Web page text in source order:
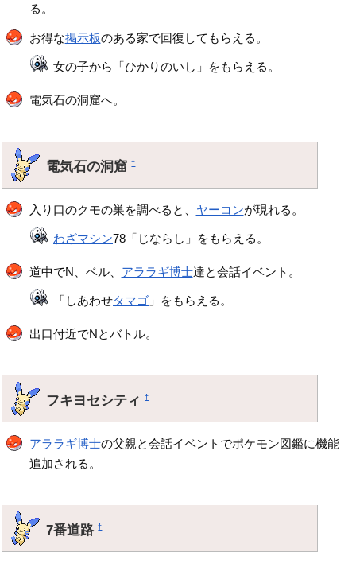
る。
お得な掲示板のある家で回復してもらえる。
女の子から「ひかりのいし」をもらえる。
電気石の洞窟へ。
電気石の洞窟†
入り口のクモの巣を調べると、 ヤーコンが現れる。
わざマシン78「じならし」をもらえる。
道中でN、ベル、 アララギ博士達と会話イベント。
「しあわせタマゴ 」をもらえる。
出口付近でNとバトル。
フキヨセシティ†
アララギ博士の父親と会話イベントでポケモン図鑑に機能
追加される。
7番道路†